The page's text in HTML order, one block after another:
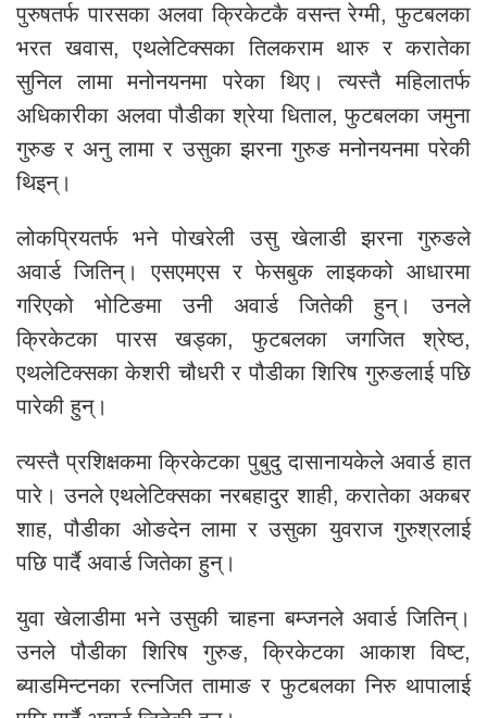
पुरुषतर्फ पारसका अलवा क्रिकेटकै वसन्त रेग्मी, फुटबलका
भरत खवास, एथलेटिक्सका तिलकराम थारु र करातेका
सुनिल लामा मनोनयनमा परेका थिए। त्यस्तै महिलातर्फ
अधिकारीका अलवा पौडीका श्रेया धिताल, फुटबलका जमुना
गुरुङ र अनु लामा र उसुका झरना गुरुङ मनोनयनमा परेकी
थिइन्।
लोकप्रियतर्फ भने पोखरेली उसु खेलाडी झरना गुरुङले
अवार्ड जितिन्। एसएमएस र फेसबुक लाइकको आधारमा
गरिएको भोटिङमा उनी अवार्ड जितेकी हुन्। उनले
क्रिकेटका पारस खड्का, फुटबलका जगजित श्रेष्ठ,
एथलेटिक्सका केशरी चौधरी र पौडीका शिरिष गुरुङलाई पछि
पारेकी हुन्।
त्यस्तै प्रशिक्षकमा क्रिकेटका पुबुदु दासानायकेले अवार्ड हात
पारे। उनले एथलेटिक्सका नरबहादुर शाही, करातेका अकबर
शाह, पौडीका ओङदेन लामा र उसुका युवराज गुरुश्रलाई
पछि पार्दै अवार्ड जितेका हुन्।
युवा खेलाडीमा भने उसुकी चाहना बम्जनले अवार्ड जितिन्।
उनले पौडीका शिरिष गुरुङ, क्रिकेटका आकाश विष्ट,
ब्याडमिन्टनका रत्नजित तामाङ र फुटबलका निरु थापालाई